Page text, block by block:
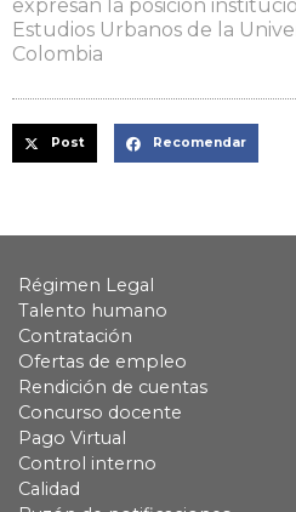
expresan la posición
Estudios Urbanos de la
Colombia
Post Recomendar
Régimen Legal
Talento humano
Contratación
Ofertas de empleo
Rendición de cuentas
Concurso docente
Pago Virtual
Control interno
Calidad